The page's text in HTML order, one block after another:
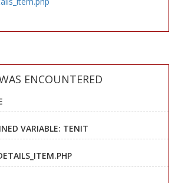
ENCOUNTERED
VARIABLE: TENIT